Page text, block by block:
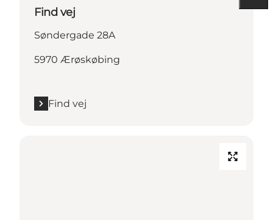
Find vej
Søndergade 28A
5970 Ærøskøbing
Find vej